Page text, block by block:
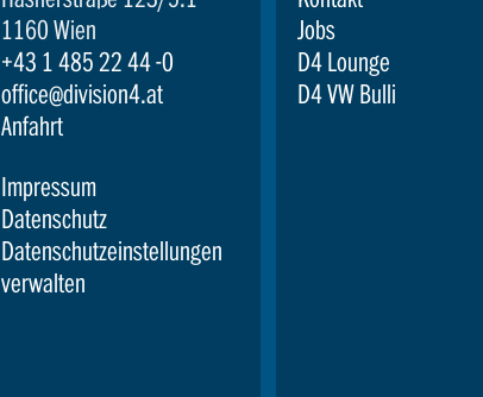
1160 Wien
+43 1 485 22 44 -0
office@division4.at
Anfahrt
Impressum
Datenschutz
Datenschutzeinstellungen
verwalten
Jobs
D4 Lounge
D4 VW Bulli